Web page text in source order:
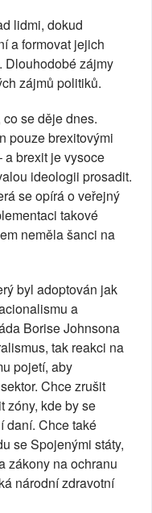
lidmi, dokud
a formovat jejich
Dlouhodobé zájmy
zájmů politiků.
se děje dnes.
pouze brexitovými
a brexit je vysoce
ideologii prosadit.
se opírá o veřejný
takové
neměla šanci na
byl adoptován jak
a
Borise Johnsona
tak reakci na
pojetí, aby
Chce zrušit
zóny, kde by se
daní. Chce také
se Spojenými státy,
zákony na ochranu
národní zdravotní